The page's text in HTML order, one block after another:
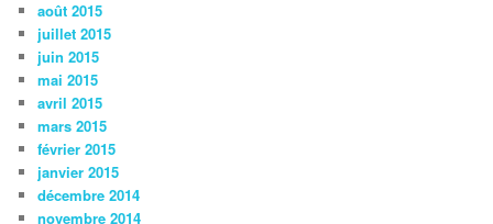
août 2015
juillet 2015
juin 2015
mai 2015
avril 2015
mars 2015
février 2015
janvier 2015
décembre 2014
novembre 2014